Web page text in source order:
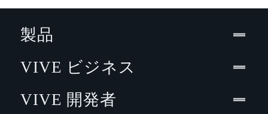
製品
VIVE ビジネス
VIVE 開発者